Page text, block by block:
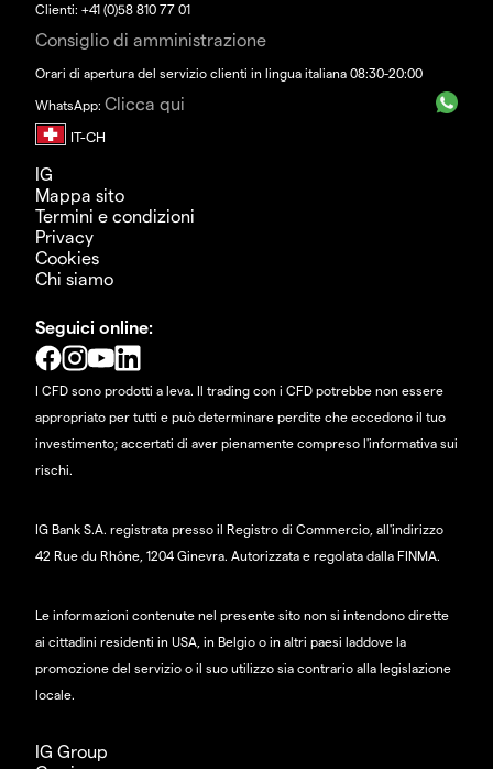
Clienti: +41 (0)58 810 77 01
Consiglio di amministrazione
Orari di apertura del servizio clienti in lingua italiana 08:30-20:00
WhatsApp: Clicca qui
IG
Mappa sito
Termini e condizioni
Privacy
Cookies
Chi siamo
Seguici online:
I CFD sono prodotti a leva. Il trading con i CFD potrebbe non essere
appropriato per tutti e può determinare perdite che eccedono il tuo
investimento; accertati di aver pienamente compreso l'informativa sui
rischi.
IG Bank S.A. registrata presso il Registro di Commercio, all'indirizzo
42 Rue du Rhône, 1204 Ginevra. Autorizzata e regolata dalla FINMA.
Le informazioni contenute nel presente sito non si intendono dirette
ai cittadini residenti in USA, in Belgio o in altri paesi laddove la
promozione del servizio o il suo utilizzo sia contrario alla legislazione
locale.
IG Group